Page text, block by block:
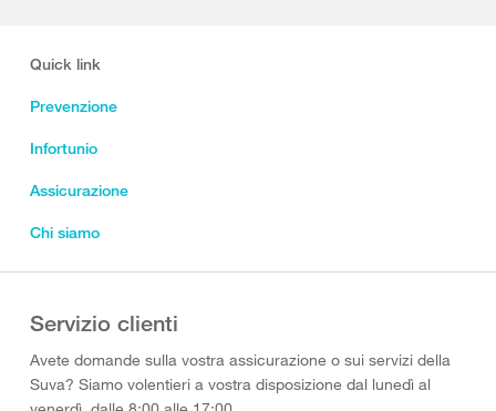
Quick link
Prevenzione
Infortunio
Assicurazione
Chi siamo
Servizio clienti
Avete domande sulla vostra assicurazione o sui servizi della
Suva? Siamo volentieri a vostra disposizione dal lunedì al